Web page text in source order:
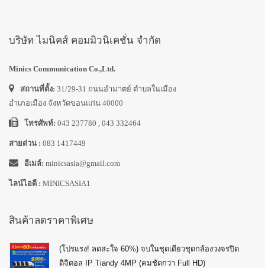
บริษัท ไมนิคส์ คอมมิวนิเคชั่น จำกัด
Minics Communication Co.,Ltd.
สถานที่ตั้ง: 31/29-31 ถนนอำมาตย์ ตำบลในเมือง
อำเภอเมือง จังหวัดขอนแก่น 40000
โทรศัพท์: 043 237780 , 043 332464
สายด่วน : 083 1417449
อีเมล์: minicsasia@gmail.com
ไลน์ไอดี : MINICSASIA1
สินค้าลดราคาพิเศษ
(โปรแรง! ลดสะใจ 60%) จบในชุดเดียวชุดกล้องวงจรปิด
ดิจิตอล IP Tiandy 4MP (คมชัดกว่า Full HD)